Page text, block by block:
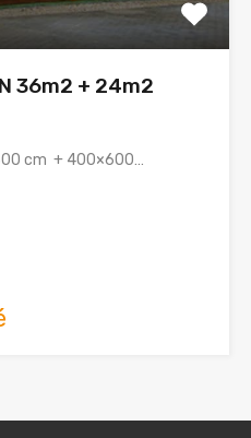
36m2 + 24m2
cm + 400×600…